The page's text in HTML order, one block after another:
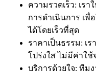
ความรวดเร็ว: เร
การดำเนินการ เ
ได้โดยเร็วที่สุด
ราคาเป็นธรรม: เ
โปร่งใส ไม่มีค่าใช้
บริการด้วยใจ: ทีม